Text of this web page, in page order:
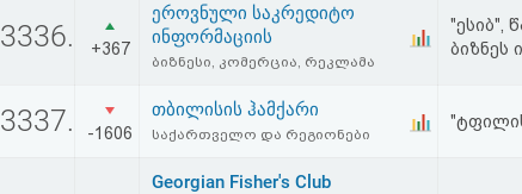
3336. +367
ეროვნული საკრედიტო
ინფორმაციის
ბიზნესი, კომერცია, რეკლამა
"ესიბ",
ბიზნეს
3337. -1606
თბილისის ჰამქარი
საქართველო და რეგიონები
Georgian Fisher's Club